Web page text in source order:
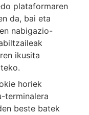
plataformaren
da, bai eta
nabigazio-
ikusita
horiek
terminalera
beste batek